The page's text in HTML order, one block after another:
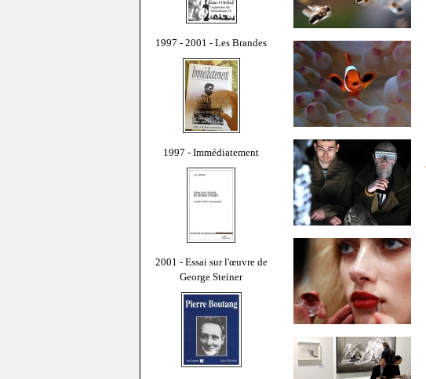
1997 - 2001 - Les Brandes
1997 - Immédiatement
2001 - Essai sur l'œuvre de
George Steiner